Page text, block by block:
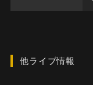
他ライブ情報